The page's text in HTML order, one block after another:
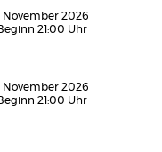
November 2026
21:00 Uhr
November 2026
21:00 Uhr